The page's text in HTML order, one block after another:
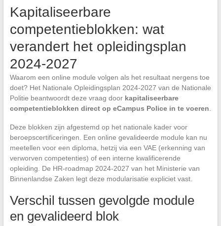
Kapitaliseerbare
competentieblokken: wat
verandert het opleidingsplan
2024-2027
Waarom een online module volgen als het resultaat nergens toe
doet? Het Nationale Opleidingsplan 2024-2027 van de Nationale
Politie beantwoordt deze vraag door kapitaliseerbare
competentieblokken direct op eCampus Police in te voeren.
Deze blokken zijn afgestemd op het nationale kader voor
beroepscertificeringen. Een online gevalideerde module kan nu
meetellen voor een diploma, hetzij via een VAE (erkenning van
verworven competenties) of een interne kwalificerende
opleiding. De HR-roadmap 2024-2027 van het Ministerie van
Binnenlandse Zaken legt deze modularisatie expliciet vast.
Verschil tussen gevolgde module
en gevalideerd blok